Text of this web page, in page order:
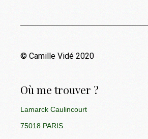
© Camille Vidé 2020
Où me trouver ?
Lamarck Caulincourt
75018 PARIS